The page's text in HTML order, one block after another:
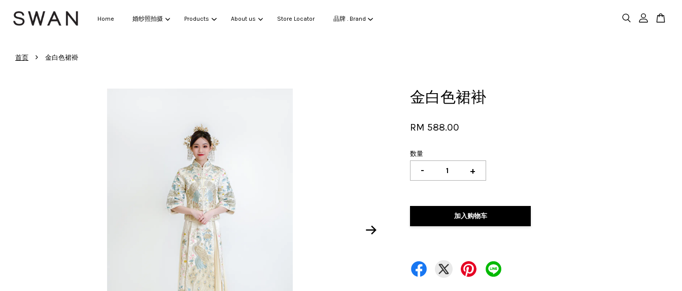
Home 婚纱照拍摄 Products About us Store Locator 品牌 . Brand
首页 › 金白色裙褂
金白色裙褂
RM 588.00
数量
- +
加入购物车
您的购物车目前还是空的。